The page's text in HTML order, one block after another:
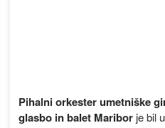
Pihalni orkester umetniške
glasbo in balet Mariborje bil